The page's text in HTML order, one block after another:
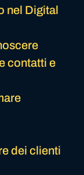
nel Digital
contatti e
dei clienti